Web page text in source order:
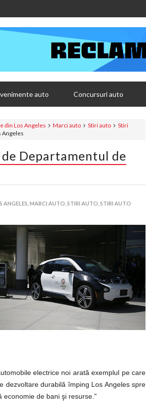
auto Concursuri auto
din Los Angeles Marci auto Stiri auto
Stiri
Angeles
Departamentul de
MARCI AUTO, STIRI AUTO, STIRI AUTO
electrice noi arată exemplul pe care
dezvoltare durabilă împing Los Angeles spre
economie de bani şi resurse."